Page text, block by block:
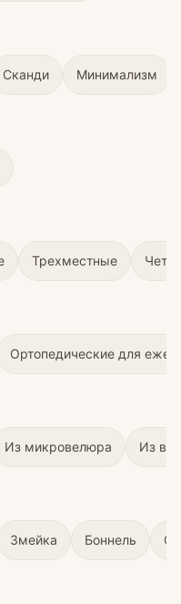
Сканди Минимализм
Трехместные
Ортопедические для
Из микровелюра Из
Змейка Боннель С